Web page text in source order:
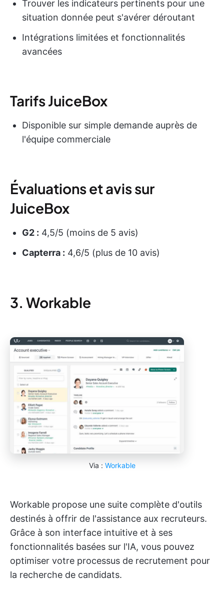
Trouver les indicateurs pertinents pour une
situation donnée peut s'avérer déroutant
Intégrations limitées et fonctionnalités
avancées
Tarifs JuiceBox
Disponible sur simple demande auprès de
l'équipe commerciale
Évaluations et avis sur
JuiceBox
G2 : 4,5/5 (moins de 5 avis)
Capterra : 4,6/5 (plus de 10 avis)
3. Workable
Via : Workable
Workable propose une suite complète d'outils
destinés à offrir de l'assistance aux recruteurs.
Grâce à son interface intuitive et à ses
fonctionnalités basées sur l'IA, vous pouvez
optimiser votre processus de recrutement pour
la recherche de candidats.